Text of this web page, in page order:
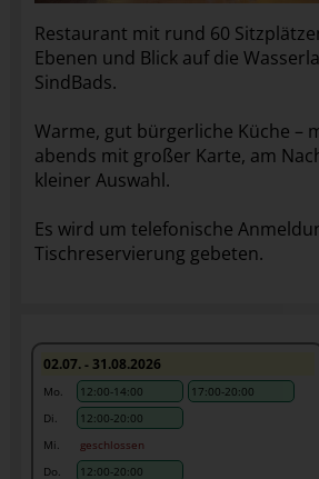
Restaurant mit rund 60
Ebenen und Blick auf die
SindBads.
Warme, gut bürgerliche Küche –
abends mit großer Karte, am
kleiner Auswahl.
Es wird um telefonische
Tischreservierung gebeten.
02.07. - 31.08.2026
Mo. 12:00-14:00
17:00-20:00
Di.
12:00-20:00
Mi.
geschlossen
Do.
12:00-20:00